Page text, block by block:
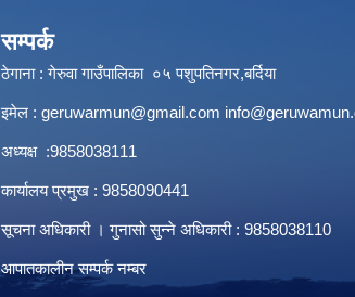
सम्पर्क
ठेगाना : गेरुवा गाउँपालिका ०५ पशुपतिनगर,बर्दिया
इमेल : geruwarmun@gmail.com
अध्यक्ष :9858038111
कार्यालय प्रमुख : 9858090441
सूचना अधिकारी । गुनासो सुन्ने अधिकारी : 9858038110
आपातकालीन सम्पर्क नम्बर